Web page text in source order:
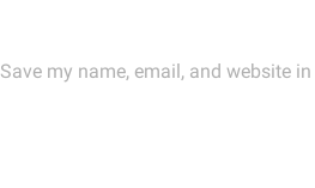
Save my name, email, and website